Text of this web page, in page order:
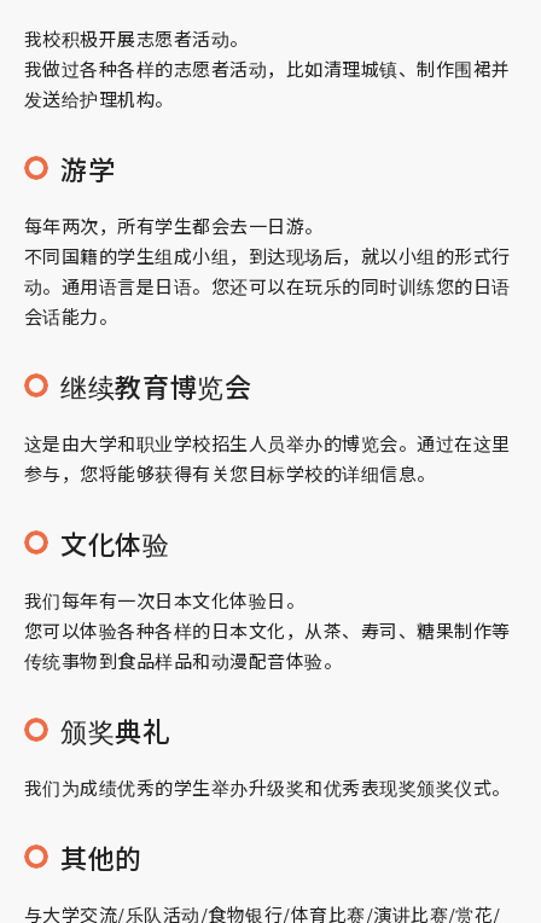
我校积极开展志愿者活动。
我做过各种各样的志愿者活动，比如清理城镇、制作围裙并
发送给护理机构。
游学
每年两次，所有学生都会去一日游。
不同国籍的学生组成小组，到达现场后，就以小组的形式行
动。通用语言是日语。您还可以在玩乐的同时训练您的日语
会话能力。
继续教育博览会
这是由大学和职业学校招生人员举办的博览会。通过在这里
参与，您将能够获得有关您目标学校的详细信息。
文化体验
我们每年有一次日本文化体验日。
您可以体验各种各样的日本文化，从茶、寿司、糖果制作等
传统事物到食品样品和动漫配音体验。
颁奖典礼
我们为成绩优秀的学生举办升级奖和优秀表现奖颁奖仪式。
其他的
与大学交流/乐队活动/食物银行/体育比赛/演讲比赛/赏花/